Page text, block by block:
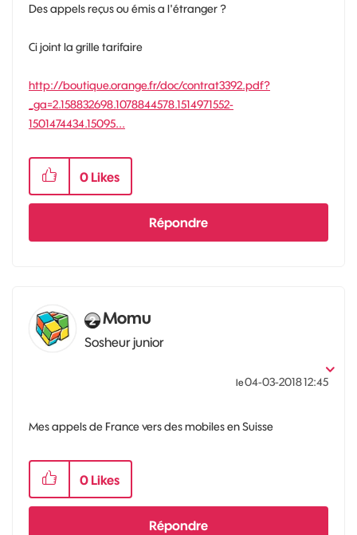
Des appels reçus ou émis a l'étranger ?
Ci joint la grille tarifaire
http://boutique.orange.fr/doc/contrat3392.pdf?
_ga=2.158832698.1078844578.1514971552-
1501474434.15095...
0 Likes
Répondre
Momu
Sosheur junior
le‎04-03-201812:45
Mes appels de France vers des mobiles en Suisse
0 Likes
Répondre